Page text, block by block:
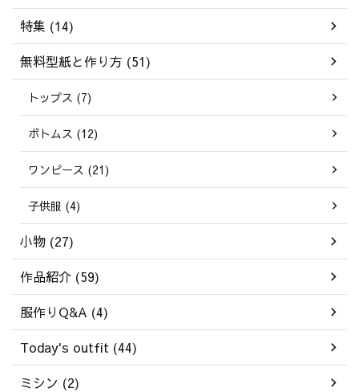
特集 (14)
無料型紙と作り方 (51)
トップス (7)
ボトムス (12)
ワンピース (21)
子供服 (4)
小物 (27)
作品紹介 (59)
服作りQ&A (4)
Today's outfit (44)
ミシン (2)